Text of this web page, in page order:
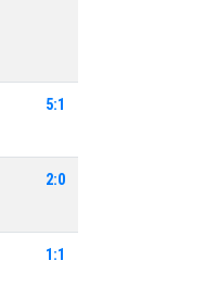
5:1
2:0
1:1